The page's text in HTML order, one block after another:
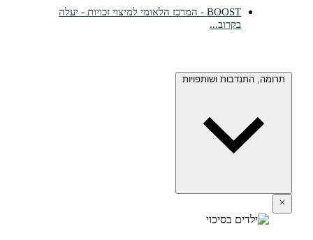
BOOST - המרכז הלאומי למיצוי זכויות - יעלה
התנדבות ושותפויות